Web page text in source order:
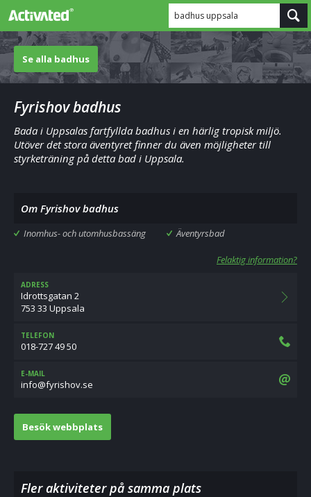
badhus uppsala
Se alla badhus
Fyrishov badhus
Bada i Uppsalas fartfyllda badhus i en härlig tropisk miljö.
Utöver det stora äventyret finner du även möjligheter till
styrketräning på detta bad i Uppsala.
Om Fyrishov badhus
Inomhus- och utomhusbassäng Äventyrsbad
Felaktig information?
ADRESS
Idrottsgatan 2
753 33 Uppsala
TELEFON
018-727 49 50
E-MAIL
es.vohsiryf@ofni
Besök webbplats
Fler aktiviteter på samma plats